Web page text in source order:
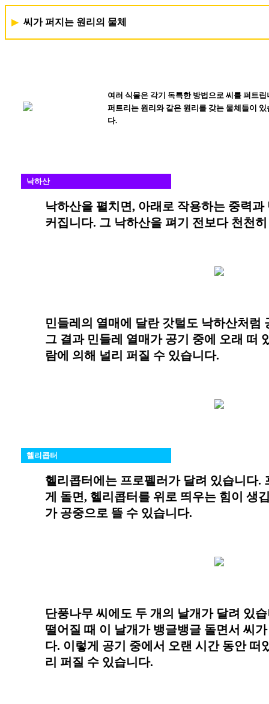
▶ 씨가 퍼지는 원리의 물체
여러 식물은 각기 독특한 방법으로 씨를 퍼트
퍼트리는 원리와 같은 원리를 갖는 물체들이
다.
낙하산
낙하산을 펼치면, 아래로 작용하는 중력
커집니다. 그 낙하산을 펴기 전보다 천천
민들레의 열매에 달란 갓털도 낙하산처럼
그 결과 민들레 열매가 공기 중에 오래 떠
람에 의해 널리 퍼질 수 있습니다.
헬리콥터
헬리콥터에는 프로펠러가 달려 있습니다.
게 돌면, 헬리콥터를 위로 띄우는 힘이 생
가 공중으로 뜰 수 있습니다.
단풍나무 씨에도 두 개의 날개가 달려 있
떨어질 때 이 날개가 뱅글뱅글 돌면서 씨
다. 이렇게 공기 중에서 오랜 시간 동안 떠
리 퍼질 수 있습니다.